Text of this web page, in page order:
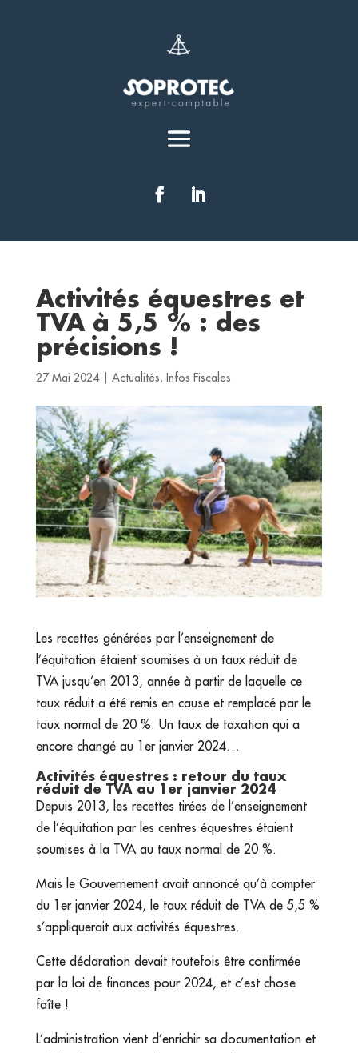
Activités équestres et
TVA à 5,5 % : des
précisions !
27 Mai 2024| Actualités , Infos Fiscales
Les recettes générées par l’enseignement de
l’équitation étaient soumises à un taux réduit de
TVA jusqu’en 2013, année à partir de laquelle ce
taux réduit a été remis en cause et remplacé par le
taux normal de 20 %. Un taux de taxation qui a
encore changé au 1er janvier 2024…
Activités équestres : retour du taux
réduit de TVA au 1er janvier 2024
Depuis 2013, les recettes tirées de l’enseignement
de l’équitation par les centres équestres étaient
soumises à la TVA au taux normal de 20 %.
Mais le Gouvernement avait annoncé qu’à compter
du 1er janvier 2024, le taux réduit de TVA de 5,5 %
s’appliquerait aux activités équestres.
Cette déclaration devait toutefois être confirmée
par la loi de finances pour 2024, et c’est chose
faîte !
L’administration vient d’enrichir sa documentation et